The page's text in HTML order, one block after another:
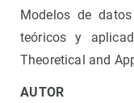
Modelos de
teóricos y
Theoretical and
AUTOR